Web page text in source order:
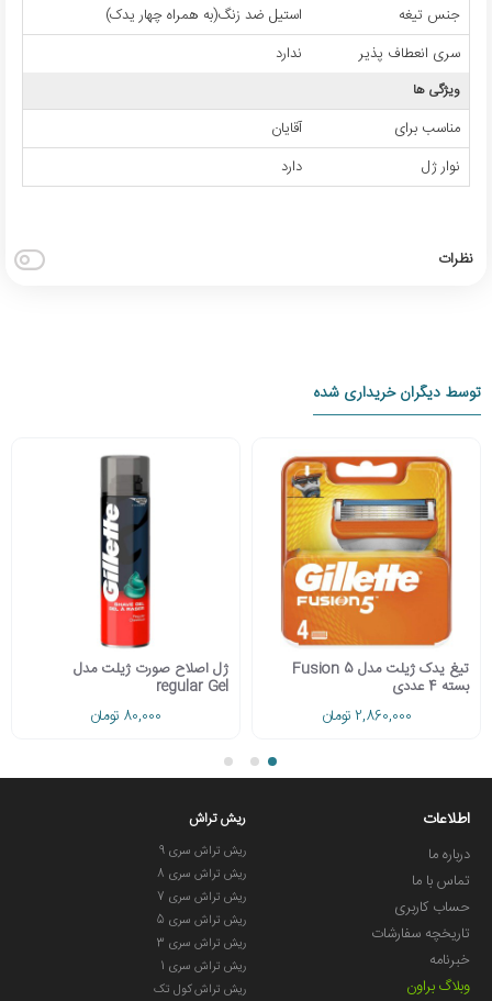
جنس تیغه
استیل ضد زنگ(به همراه چهار یدک)
سری انعطاف پذیر
ندارد
ویژگی ها
مناسب برای
آقایان
نوار ژل
دارد
نظرات
توسط دیگران خریداری شده
تیغ یدک ژیلت مدل 5 Fusion
بسته 4 عددی
2,860,000 تومان
ژل اصلاح صورت ژیلت مدل
regular Gel
80,000 تومان
اطلاعات
درباره ما
تماس با ما
حساب کاربری
تاریخچه سفارشات
خبرنامه
وبلاگ براون
ریش تراش
ریش تراش سری 9
ریش تراش سری 8
ریش تراش سری 7
ریش تراش سری 5
ریش تراش سری 3
ریش تراش سری 1
ریش تراش کول تک